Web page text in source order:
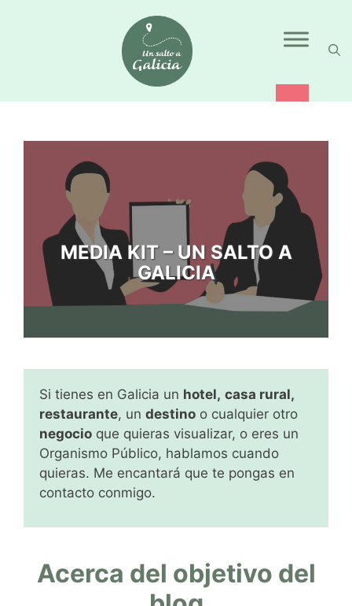
MEDIA KIT – UN SALTO A
GALICIA
Si tienes en Galicia un hotel, casa rural,
restaurante, un destino o cualquier otro
negocio que quieras visualizar, o eres un
Organismo Público, hablamos cuando
quieras. Me encantará que te pongas en
contacto conmigo.
Acerca del objetivo del